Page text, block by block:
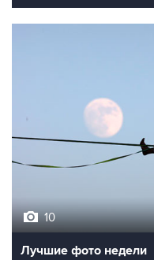
10
Лучшие фото недели